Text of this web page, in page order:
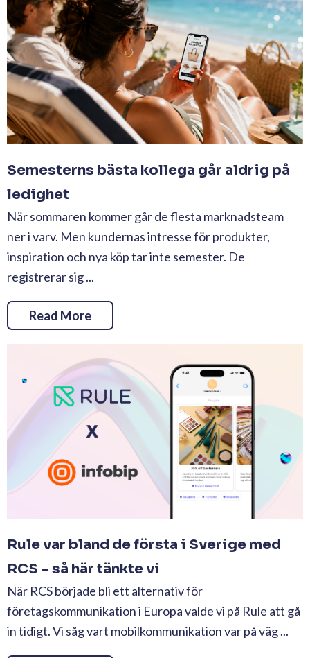
Semesterns bästa kollega går aldrig på
ledighet
När sommaren kommer går de flesta marknadsteam
ner i varv. Men kundernas intresse för produkter,
inspiration och nya köp tar inte semester. De
registrerar sig ...
Read More
Rule var bland de första i Sverige med
RCS – så här tänkte vi
När RCS började bli ett alternativ för
företagskommunikation i Europa valde vi på Rule att gå
in tidigt. Vi såg vart mobilkommunikation var på väg ...